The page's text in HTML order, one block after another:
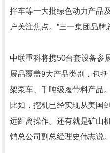
拌车等一大批绿色动力产品
户关注焦点。”三一集团品牌
中联重科将携50台套设备参
展品覆盖9大产品类别，包
架泵车、千吨级履带料产品
比如，挖机已经实现从美国
远距离操作。还有就是矿山
销总公司副总经理史伟志说。